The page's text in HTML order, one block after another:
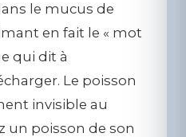
le mucus de
en fait le « mot
qui dit à
Le poisson
invisible au
un poisson de son